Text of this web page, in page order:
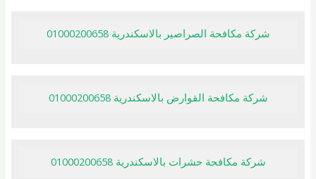
شركة مكافحة الصراصير بالاسكندرية 01000200658
شركة مكافحة القوارض بالاسكندرية 01000200658
شركة مكافحة حشرات بالاسكندرية 01000200658